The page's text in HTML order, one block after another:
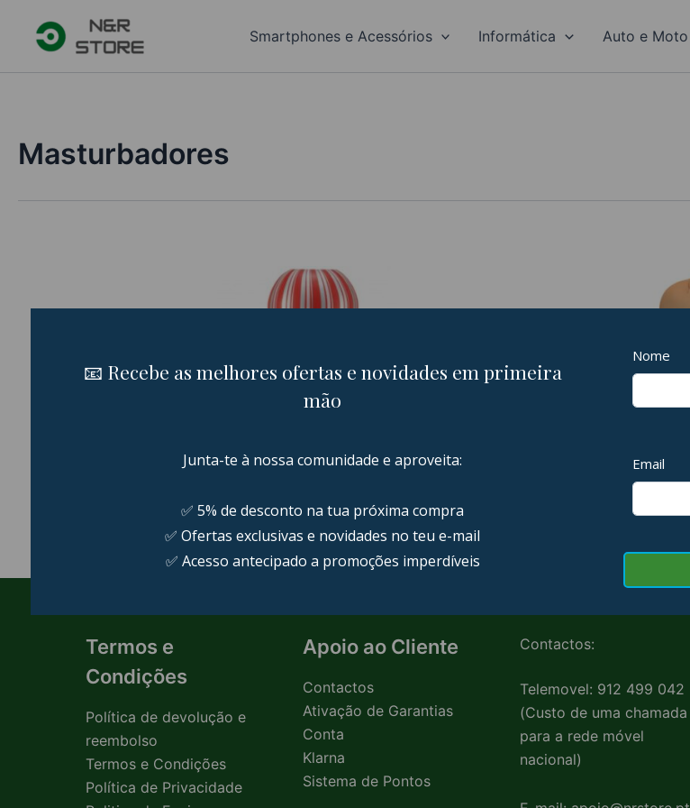
Smartphones e Acessórios Informática Auto e Moto
Masturbadores
198 PRODUCTS
Termos e
Condições
Política de devolução e
reembolso
Termos e Condições
Política de Privacidade
Apoio ao Cliente
Contactos
Ativação de Garantias
Conta
Klarna
Sistema de Pontos
Contactos:
Telemovel: 912 499 042
(Custo de uma chamada
para a rede móvel
nacional)